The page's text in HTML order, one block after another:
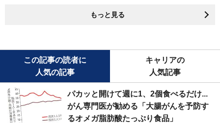
もっと見る
この記事の読者に
人気の記事
キャリアの
人気記事
パカッと開けて週に1、2個食べるだけ...
がん専門医が勧める「大腸がんを予防す
るオメガ脂肪酸たっぷり食品」